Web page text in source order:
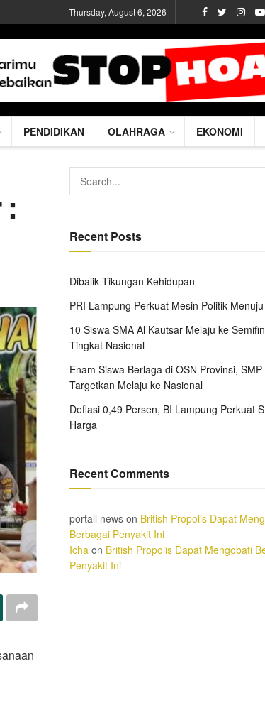
Thursday, August 6, 2026
PENDIDIKAN OLAHRAGA EKONOMI
Recent Posts
Dibalik Tikungan Kehidupan
PRI Lampung Perkuat Mesin Politik
10 Siswa SMA Al Kautsar Melaju ke
Tingkat Nasional
Enam Siswa Berlaga di OSN Provinsi,
Targetkan Melaju ke Nasional
Deflasi 0,49 Persen, BI Lampung Perkuat
Harga
Recent Comments
portall news on British Propolis Dapat
Berbagai Penyakit Ini
Icha on British Propolis Dapat Mengobati
Penyakit Ini